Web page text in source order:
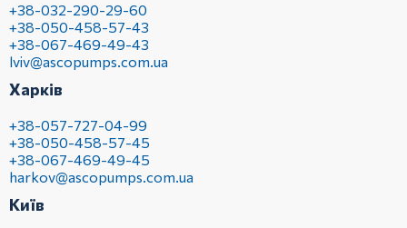
+38-032-290-29-60
+38-050-458-57-43
+38-067-469-49-43
lviv@ascopumps.com.ua
Харків
+38-057-727-04-99
+38-050-458-57-45
+38-067-469-49-45
harkov@ascopumps.com.ua
Київ